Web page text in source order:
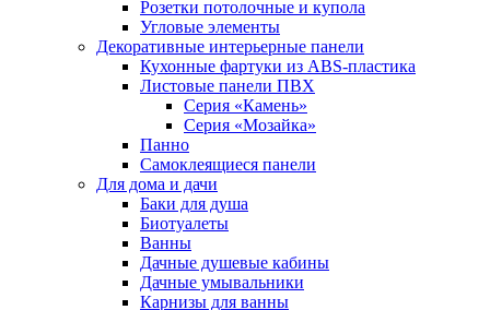
Розетки потолочные и купола
Угловые элементы
Декоративные интерьерные панели
Кухонные фартуки из ABS-пластика
Листовые панели ПВХ
Серия «Камень»
Серия «Мозайка»
Панно
Самоклеящиеся панели
Для дома и дачи
Баки для душа
Биотуалеты
Ванны
Дачные душевые кабины
Дачные умывальники
Карнизы для ванны